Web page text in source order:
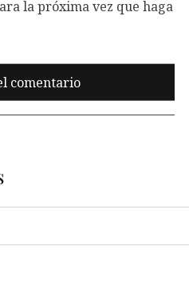
la próxima vez que haga